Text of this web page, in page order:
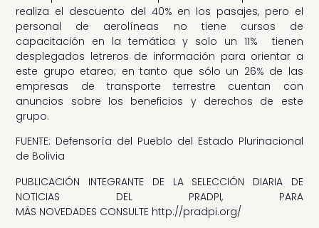
realiza el descuento del 40% en los pasajes, pero el
personal de aerolíneas no tiene cursos de
capacitación en la temática y solo un 11% tienen
desplegados letreros de información para orientar a
este grupo etareo; en tanto que sólo un 26% de las
empresas de transporte terrestre cuentan con
anuncios sobre los beneficios y derechos de este
grupo.
FUENTE: Defensoría del Pueblo del Estado Plurinacional
de Bolivia
PUBLICACIÓN INTEGRANTE DE LA SELECCIÓN DIARIA DE
NOTICIAS DEL PRADPI, PARA
MÁS NOVEDADES CONSULTE http://pradpi.org/